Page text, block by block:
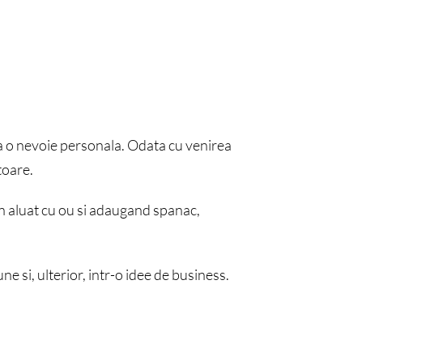
nevoie personala. Odata cu venirea
cu ou si adaugand spanac,
si, ulterior, intr-o idee de business.